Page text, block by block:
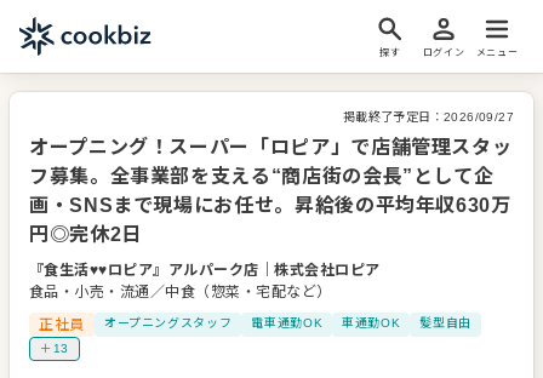
探す ログイン メニュー
掲載終了予定日： 2026/09/27
オープニング！スーパー「ロピア」で店舗管理スタッ
フ募集。全事業部を支える“商店街の会長”として企
画・SNSまで現場にお任せ。昇給後の平均年収630万
円◎完休2日
『食生活♥♥ロピア』アルパーク店 ｜株式会社ロピア
食品・小売・流通／中食（惣菜・宅配など）
正社員
オープニングスタッフ 電車通勤OK 車通勤OK
髪型自由
＋13